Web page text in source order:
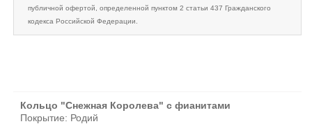
публичной офертой, определенной пунктом 2 статьи 437 Гражданского
кодекса Российской Федерации.
Кольцо "Снежная Королева" с фианитами
Покрытие: Родий